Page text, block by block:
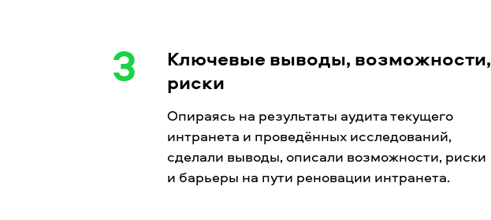
3
Ключевые выводы, возможности,
риски
Опираясь на результаты аудита текущего
интранета и проведённых исследований,
сделали выводы, описали возможности, риски
и барьеры на пути реновации интранета.